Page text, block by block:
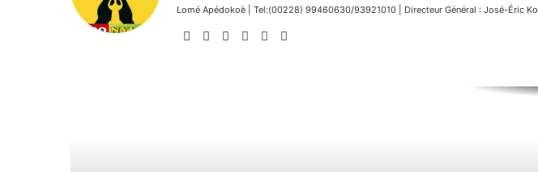
Lomé Apédokoè | Tel:(00228) 99460630/93921010 | Directeur Général : José-Éric
WebsiteFacebook
X LinkedinInstagram